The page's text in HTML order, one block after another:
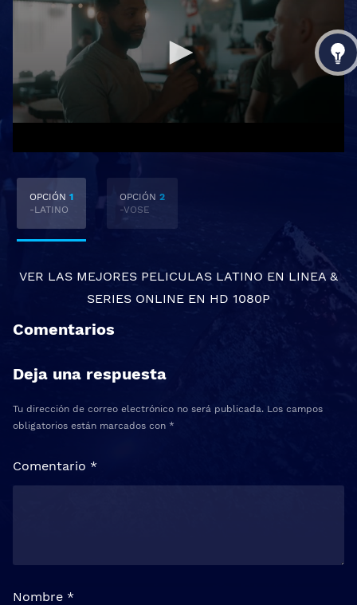
OPCIÓN 1
-LATINO
OPCIÓN 2
-VOSE
VER LAS MEJORES PELICULAS LATINO EN LINEA &
SERIES ONLINE EN HD 1080P
Comentarios
Deja una respuesta
Tu dirección de correo electrónico no será publicada. Los campos
obligatorios están marcados con *
Comentario *
Nombre *